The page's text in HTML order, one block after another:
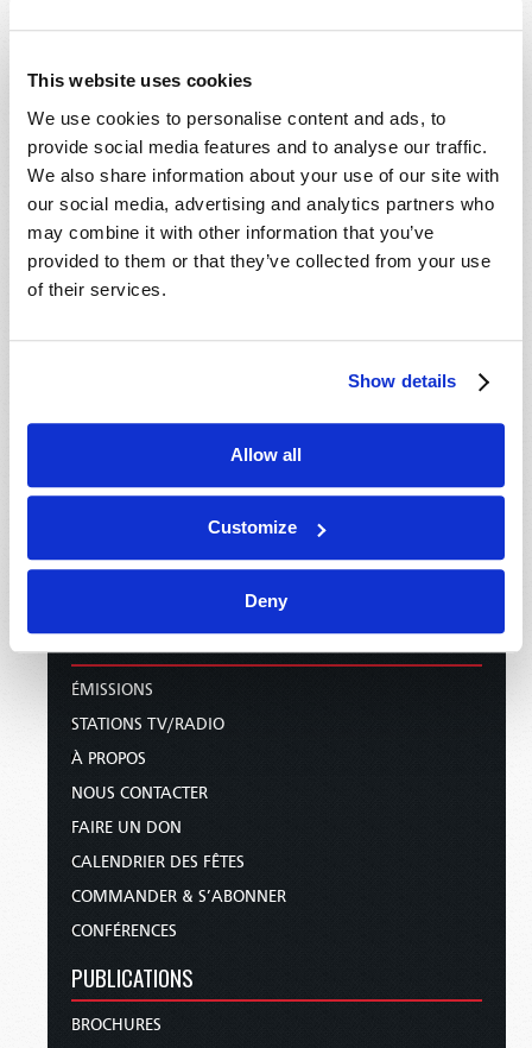
This website uses cookies
We use cookies to personalise content and ads, to
provide social media features and to analyse our traffic.
We also share information about your use of our site with
our social media, advertising and analytics partners who
may combine it with other information that you’ve
provided to them or that they’ve collected from your use
of their services.
Show details
Allow all
Customize
Deny
Mondiale en ligne, CANADA
Mondiale en ligne, CANADA
- 11 déc 2026
Mondiale en ligne, CANADA
- 13 déc 2026
ACCUEIL
ÉMISSIONS
STATIONS TV/RADIO
À PROPOS
NOUS CONTACTER
FAIRE UN DON
CALENDRIER DES FÊTES
COMMANDER & S’ABONNER
CONFÉRENCES
PUBLICATIONS
BROCHURES